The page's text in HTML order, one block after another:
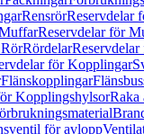
RensrörReservdelar
Reservdelar för
RörRördelar
för Kopplingar
Flänskopplingar
KopplingshylsorRaka
för avlopp